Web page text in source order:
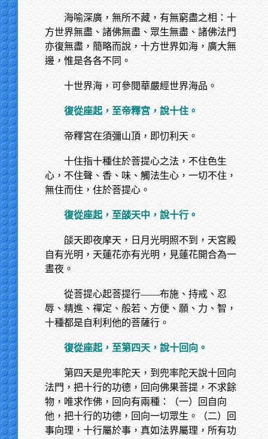
海喻深廣，無所不藏，有無窮盡之相：十
方世界無盡、諸佛無盡、眾生無盡、諸佛法門
亦復無盡，簡略而說，十方世界如海，廣大無
邊，惟是各各不同。
十世界海，可參閱華嚴經世界海品。
復從座起，至帝釋宮，說十住。
帝釋宮在須彌山頂，即忉利天。
十住指十種住於菩提心之法，不住色生
心，不住聲、香、味、觸法生心，一切不住，
無住而住，住於菩提心。
復從座起，至燄天中，說十行。
燄天即夜摩天，日月光明照不到，天宮殿
自有光明，天蓮花亦有光明，見蓮花開合為一
晝夜。
從菩提心起菩提行——布施、持戒、忍
辱、精進、禪定、般若、方便、願、力、智，
十種都是自利利他的菩薩行。
復從座起，至第四天，說十回向。
第四天是兜率陀天，到兜率陀天說十回向
法門，把十行的功德，回向佛果菩提，不求餘
物，唯求作佛，回向有兩種：（一）回自向
他，把十行的功德，回向一切眾生。（二）回
事向理，十行屬於事，真如法界屬理，所有功